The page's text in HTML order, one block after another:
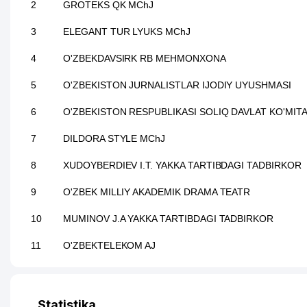
2 GROTEKS QK MChJ
3 ELEGANT TUR LYUKS MChJ
4 O'ZBEKDAVSIRK RB MEHMONXONA
5 O'ZBEKISTON JURNALISTLAR IJODIY UYUSHMASI
6 O'ZBEKISTON RESPUBLIKASI SOLIQ DAVLAT
7 DILDORA STYLE MChJ
8 XUDOYBERDIEV I.T. YAKKA TARTIBDAGI TADBIRKOR
9 O'ZBEK MILLIY AKADEMIK DRAMA TEATR
10 MUMINOV J.A YAKKA TARTIBDAGI TADBIRKOR
11 O'ZBEKTELEKOM AJ
13 SHARQ TELEKOM QK MChJ